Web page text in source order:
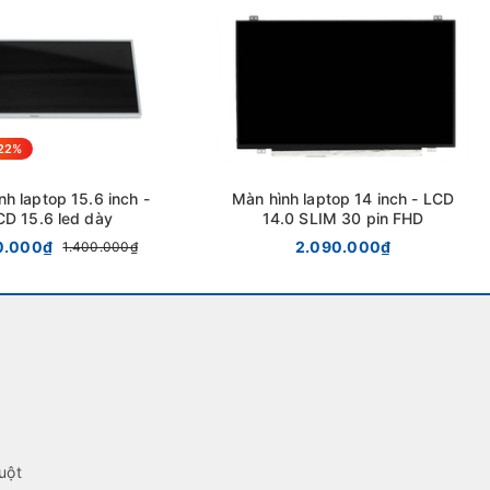
laptop 15.6 inch -
15.6 led dày
1.400.000₫
Màn hình laptop 14 inch - LCD
14.0 SLIM 30 pin FHD
2.090.000₫